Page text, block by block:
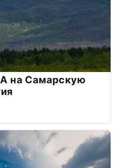
на Самарскую